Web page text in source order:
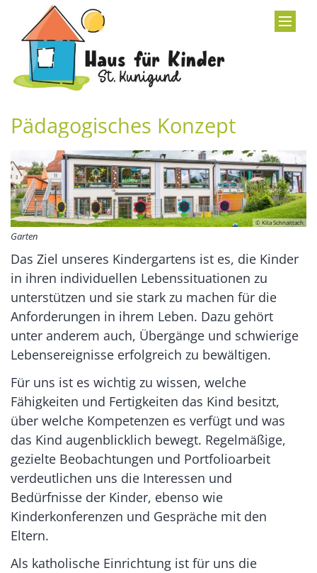
Zum Inhalt springen
Pädagogisches Konzept
© Kita Schnaittach
Garten
Das Ziel unseres Kindergartens ist es, die Kinder
in ihren individuellen Lebenssituationen zu
unterstützen und sie stark zu machen für die
Anforderungen in ihrem Leben. Dazu gehört
unter anderem auch, Übergänge und schwierige
Lebensereignisse erfolgreich zu bewältigen.
Für uns ist es wichtig zu wissen, welche
Fähigkeiten und Fertigkeiten das Kind besitzt,
über welche Kompetenzen es verfügt und was
das Kind augenblicklich bewegt. Regelmäßige,
gezielte Beobachtungen und Portfolioarbeit
verdeutlichen uns die Interessen und
Bedürfnisse der Kinder, ebenso wie
Kinderkonferenzen und Gespräche mit den
Eltern.
Als katholische Einrichtung ist für uns die